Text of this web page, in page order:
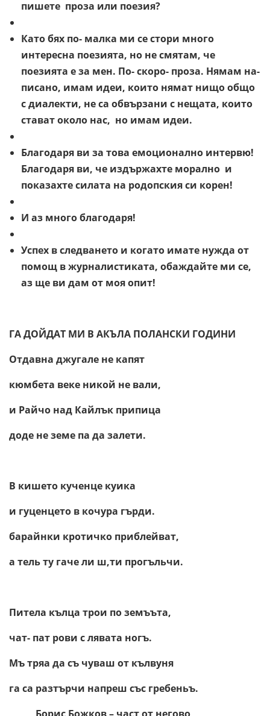
пишете проза или поезия?
Като бях по- малка ми се стори много
интересна поезията, но не смятам, че
поезията е за мен. По- скоро- проза. Нямам на-
писано, имам идеи, които нямат нищо общо
с диалекти, не са обвързани с нещата, които
стават около нас, но имам идеи.
Благодаря ви за това емоционално интервю!
Благодаря ви, че издържахте морално и
показахте силата на родопския си корен!
И аз много благодаря!
Успех в следването и когато имате нужда от
помощ в журналистиката, обаждайте ми се,
аз ще ви дам от моя опит!
ГА ДОЙДАТ МИ В АКЪЛА ПОЛАНСКИ ГОДИНИ
Отдавна джугале не капят
кюмбета веке никой не вали,
и Райчо над Кайлък припица
доде не земе па да залети.
В кишето кученце куика
и гуценцето в кочура гърди.
барайнки кротичко приблейват,
а тель ту гаче ли ш,ти прогъльчи.
Питела кълца трои по земъъта,
чат- пат рови с лявата ногъ.
Мъ тряа да съ чуваш от кълвуня
га са разтърчи напреш със гребеньъ.